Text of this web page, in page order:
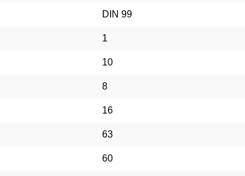
DIN 99
1
10
8
16
63
60